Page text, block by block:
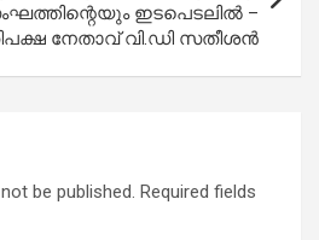
ഇടപെടലില്‍ –
നേതാവ് വി.ഡി സതീശന്‍
be published. Required fields